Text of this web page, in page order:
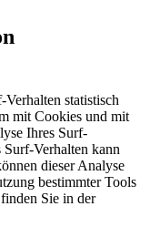
statistisch
mit Cookies und mit
Ihres Surf-
Verhalten kann
dieser Analyse
bestimmter Tools
Sie in der